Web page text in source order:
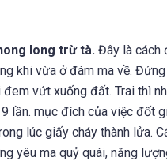
long trừ tà. Đây là cách
khi vừa ở đám ma về.
vứt xuống đất. Trai thì
lần. mục đích của việc đốt
lúc giấy cháy thành lửa.
yêu ma quỷ quái, năng